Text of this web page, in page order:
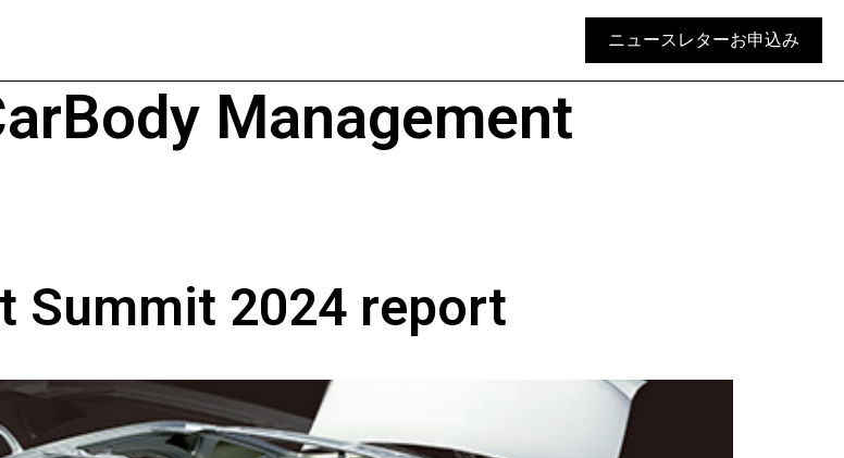
ニュースレターお申込み
Management
Summit 2024 report